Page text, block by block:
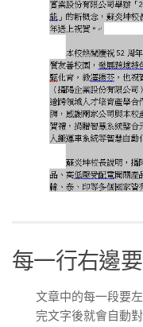
每一行右邊
文章中的每一段要
完文字後就會自動